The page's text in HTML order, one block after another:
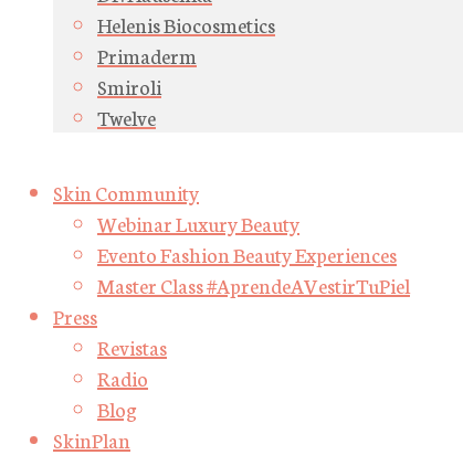
Helenis Biocosmetics
Primaderm
Smiroli
Twelve
Skin Community
Webinar Luxury Beauty
Evento Fashion Beauty Experiences
Master Class #AprendeAVestirTuPiel
Press
Revistas
Radio
Blog
SkinPlan